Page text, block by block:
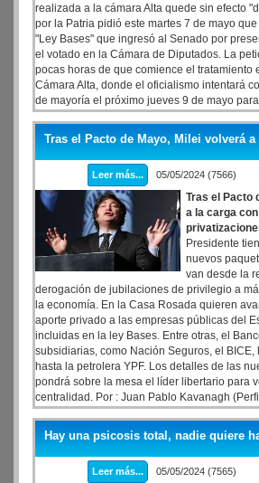
realizada a la cámara Alta quede sin efecto
por la Patria pidió este martes 7 de mayo
"Ley Bases" que ingresó al Senado por
el votado en la Cámara de Diputados. La
pocas horas de que comience el tratamiento
Cámara Alta, donde el oficialismo intentará
de mayoría el próximo jueves 9 de mayo
recinto.
Tras el Pacto de Mayo, Milei volverá a
Leer más... 05/05/2024 (7566)
Tras el Pacto
a la carga
Presidente
nuevos
van desde la
derogación de jubilaciones de privilegio a
la economía. En la Casa Rosada quieren
aporte privado a las empresas públicas del
incluidas en la ley Bases. Entre otras, el
subsidiarias, como Nación Seguros, el BICE,
hasta la petrolera YPF. Los detalles de las
pondrá sobre la mesa el líder libertario para
centralidad. Por : Juan Pablo Kavanagh
media sanción de la ley Bases en la Cámara
recuperando agenda y centralidad en
golpe que significó la marcha universitaria
gobierno de Javier Milei tiene bien claro qué
de cara al segundo semestre.
Hay una psicosis total, nadie quiere
Leer más... 05/05/2024 (7565)